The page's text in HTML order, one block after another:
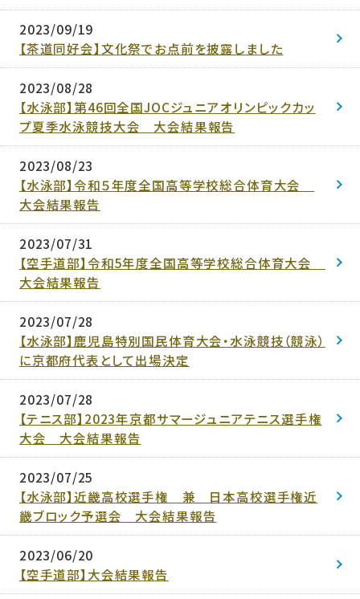
2023/09/19
【茶道同好会】文化祭でお点前を披露しました
2023/08/28
【水泳部】第46回全国JOCジュニアオリンピックカッ
プ夏季水泳競技大会 大会結果報告
2023/08/23
【水泳部】令和５年度全国高等学校総合体育大会
大会結果報告
2023/07/31
【空手道部】令和5年度全国高等学校総合体育大会
大会結果報告
2023/07/28
【水泳部】鹿児島特別国民体育大会・水泳競技（競泳）
に京都府代表として出場決定
2023/07/28
【テニス部】2023年京都サマージュニアテニス選手権
大会 大会結果報告
2023/07/25
【水泳部】近畿高校選手権 兼 日本高校選手権近
畿ブロック予選会 大会結果報告
2023/06/20
【空手道部】大会結果報告